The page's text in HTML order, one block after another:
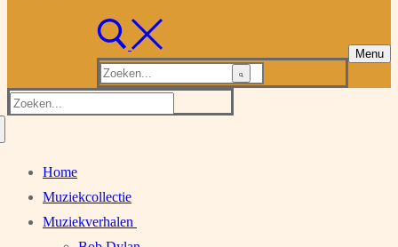
Zoeken
naar:
Menu
Zoeken
Home
Muziekcollectie
Muziekverhalen